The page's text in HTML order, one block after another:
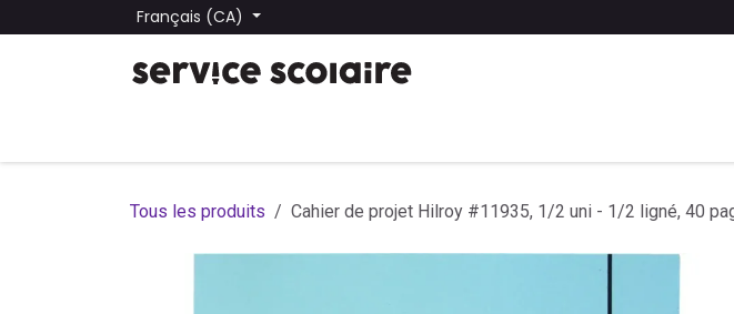
Se rendre au contenuFrançais (CA)
Tous les produits Cahier de projet Hilroy #11935, 1/2 uni - 1/2 ligné, 40